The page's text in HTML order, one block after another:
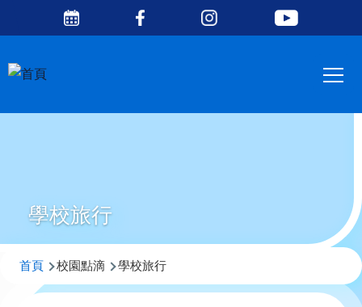
移至主內容
Media
學校旅行
導
首頁 校園點滴 學校旅行